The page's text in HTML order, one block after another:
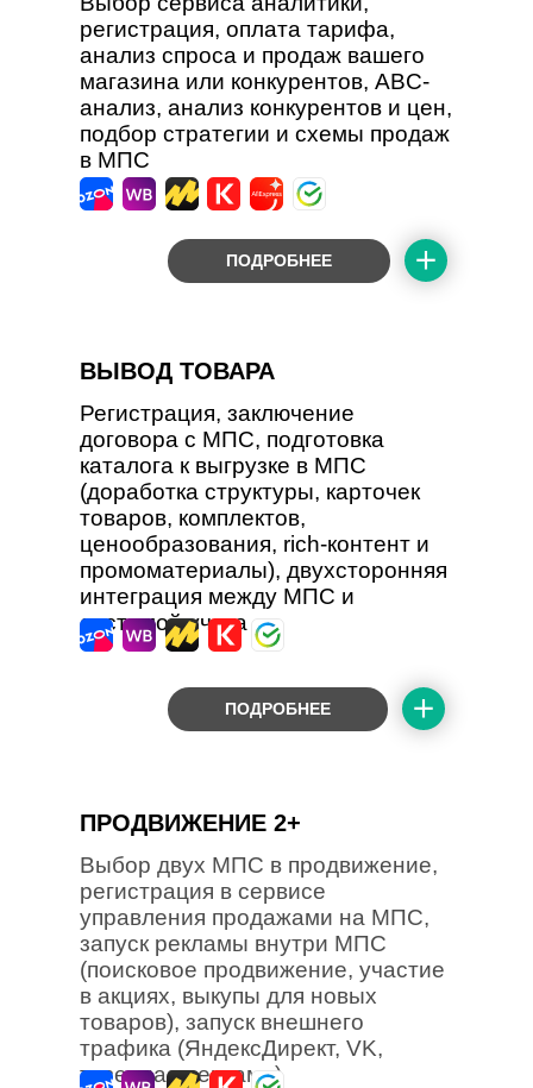
ПОДРОБНЕЕ
ПОДРОБНЕЕ
регистрация, оплата тарифа,
анализ спроса и продаж вашего
магазина или конкурентов, ABC-
анализ, анализ конкурентов и цен,
подбор стратегии и схемы продаж
в МПС
ВЫВОД ТОВАРА
Регистрация, заключение
договора с МПС, подготовка
каталога к выгрузке в МПС
(доработка структуры, карточек
товаров, комплектов,
ценообразования, rich-контент и
промоматериалы), двухсторонняя
интеграция между МПС и
системой учета
ПРОДВИЖЕНИЕ 2+
Выбор двух МПС в продвижение,
регистрация в сервисе
управления продажами на МПС,
запуск рекламы внутри МПС
(поисковое продвижение, участие
в акциях, выкупы для новых
товаров), запуск внешнего
трафика (ЯндексДирект, VK,
тизерная реклама)